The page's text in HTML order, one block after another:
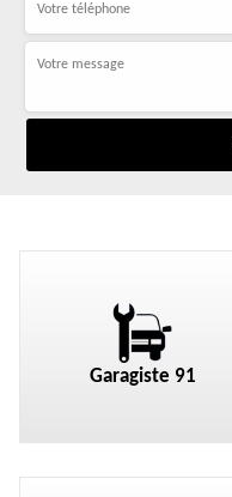
Garagiste 91